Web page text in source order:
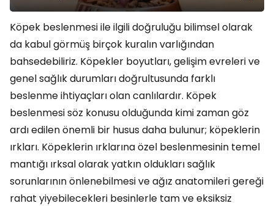
Köpek beslenmesi ile ilgili doğruluğu bilimsel olarak
da kabul görmüş birçok kuralın varlığından
bahsedebiliriz. Köpekler boyutları, gelişim evreleri ve
genel sağlık durumları doğrultusunda farklı
beslenme ihtiyaçları olan canlılardır. Köpek
beslenmesi söz konusu olduğunda kimi zaman göz
ardı edilen önemli bir husus daha bulunur; köpeklerin
ırkları. Köpeklerin ırklarına özel beslenmesinin temel
mantığı ırksal olarak yatkın oldukları sağlık
sorunlarının önlenebilmesi ve ağız anatomileri gereği
rahat yiyebilecekleri besinlerle tam ve eksiksiz